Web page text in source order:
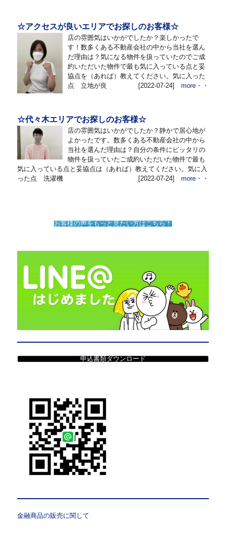
☆アクセスが良いエリアでお探しのお客様☆
店の雰囲気はいかがでしたか？楽しかったで
す！数多くある不動産会社の中から当社を選ん
だ理由は？気になる物件を扱っていたのでご成
約いただいた物件で最も気に入っている点と妥
協点を（あれば）教えてください。気に入った
点 立地が良
[2022-07-24] more・・
☆代々木エリアでお探しのお客様☆
店の雰囲気はいかがでしたか？静かで居心地が
よかったです。数多くある不動産会社の中から
当社を選んだ理由は？自分の条件にピッタリの
物件を扱っていたご成約いただいた物件で最も
気に入っている点と妥協点は（あれば）教えてください。気に入
った点 洗濯機
[2022-07-24] more・・
お客様の声をもっと見たい方はこちら！
申込書類ダウンロード
金融商品の販売に関して